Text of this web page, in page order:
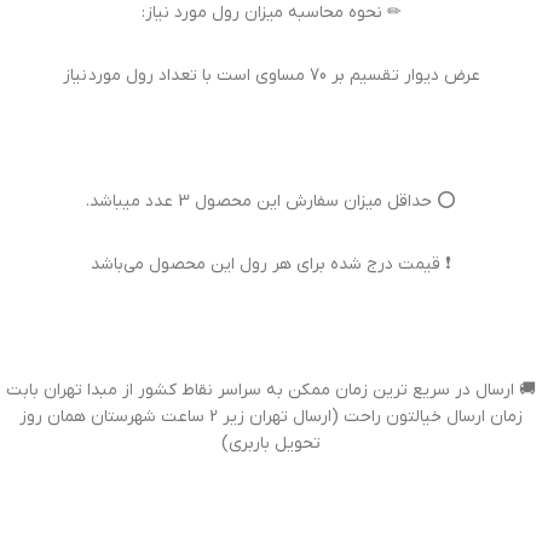
✏ نحوه محاسبه میزان رول مورد نیاز:
عرض دیوار تقسیم بر 70 مساوی است با تعداد رول مورد نیاز
⭕ حداقل میزان سفارش این محصول 3 عدد میباشد.
❗ قیمت درج شده برای هر رول این محصول می‌باشد
🚚 ارسال در سریع ترین زمان ممکن به سراسر نقاط کشور از مبدا تهران بابت
زمان ارسال خیالتون راحت (ارسال تهران زیر 2 ساعت شهرستان همان روز
تحویل باربری)